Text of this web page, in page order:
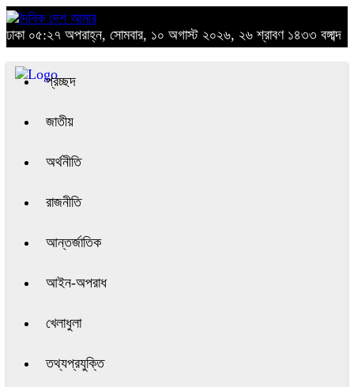
ঢাকা ০৫:২৭ অপরাহ্ন, সোমবার, ১০ অগাস্ট ২০২৬, ২৬ শ্রাবণ ১৪৩৩ বঙ্গাব্দ
প্রচ্ছদ
জাতীয়
অর্থনীতি
রাজনীতি
আন্তর্জাতিক
আইন-অপরাধ
খেলাধুলা
তথ্যপ্রযুক্তি